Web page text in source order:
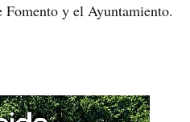
Fomento y el Ayuntamiento.